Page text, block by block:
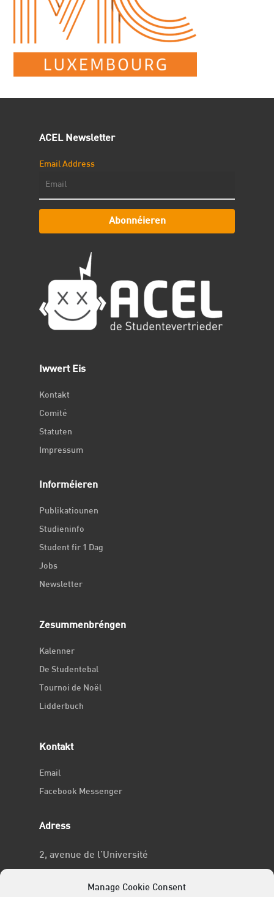
Manage Cookie Consent
ACEL Newsletter
Email Address
Abonnéieren
Iwwert Eis
Kontakt
Comité
Statuten
Impressum
Informéieren
Publikatiounen
Studieninfo
Student fir 1 Dag
Jobs
Newsletter
Zesummenbréngen
Kalenner
De Studentebal
Tournoi de Noël
Lidderbuch
Kontakt
Email
Facebook Messenger
Adress
2, avenue de l’Université